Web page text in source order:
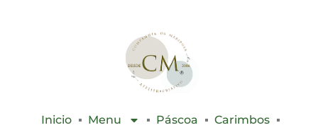
Inicio Menu Páscoa
Carimbos